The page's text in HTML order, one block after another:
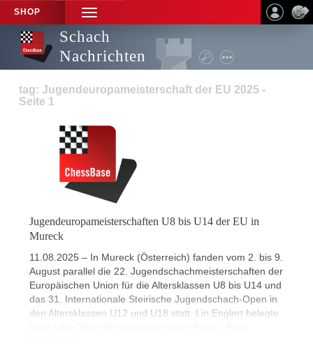
SHOP
TOGGLE
NAVIGATION
Schach
Nachrichten
tag: Jugendeuropameisterschaft der EU 2025 -
Seite 1
Jugendeuropameisterschaften U8 bis U14 der EU in
Mureck
11.08.2025 – In Mureck (Österreich) fanden vom 2. bis 9.
August parallel die 22. Jugendschachmeisterschaften der
Europäischen Union für die Altersklassen U8 bis U14 und
das 31. Internationale Steirische Jugendschach-Open in
den Altersklassen U12 und U18 statt. Lin Englert belegte